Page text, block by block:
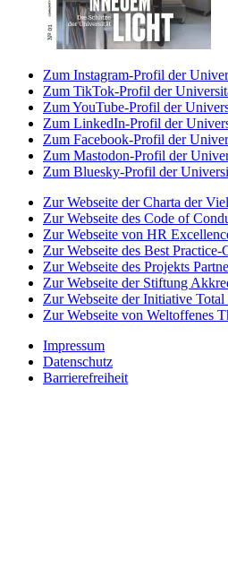
Zum Instagram-Profil der
Zum TikTok-Profil der
Zum YouTube-Profil der
Zum LinkedIn-Profil der
Zum Facebook-Profil der
Zum Mastodon-Profil der
Zum Bluesky-Profil der
Zur Webseite der Charta der
Zur Webseite des Code of
Zur Webseite von HR
Zur Webseite des Best
Zur Webseite des Projekts
Zur Webseite der Stiftung
Zur Webseite der Initiative
Zur Webseite von Weltoffenes
Impressum
Datenschutz
Barrierefreiheit